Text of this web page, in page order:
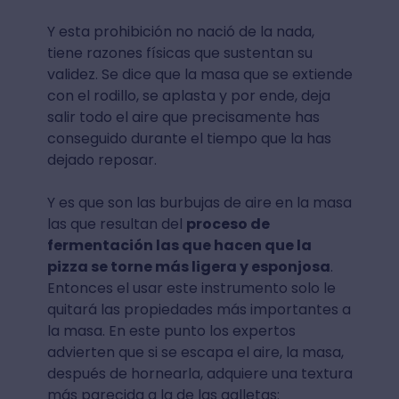
Y esta prohibición no nació de la nada,
tiene razones físicas que sustentan su
validez. Se dice que la masa que se extiende
con el rodillo, se aplasta y por ende, deja
salir todo el aire que precisamente has
conseguido durante el tiempo que la has
dejado reposar.
Y es que son las burbujas de aire en la masa
las que resultan del proceso de
fermentación las que hacen que la
pizza se torne más ligera y esponjosa.
Entonces el usar este instrumento solo le
quitará las propiedades más importantes a
la masa. En este punto los expertos
advierten que si se escapa el aire, la masa,
después de hornearla, adquiere una textura
más parecida a la de las galletas: